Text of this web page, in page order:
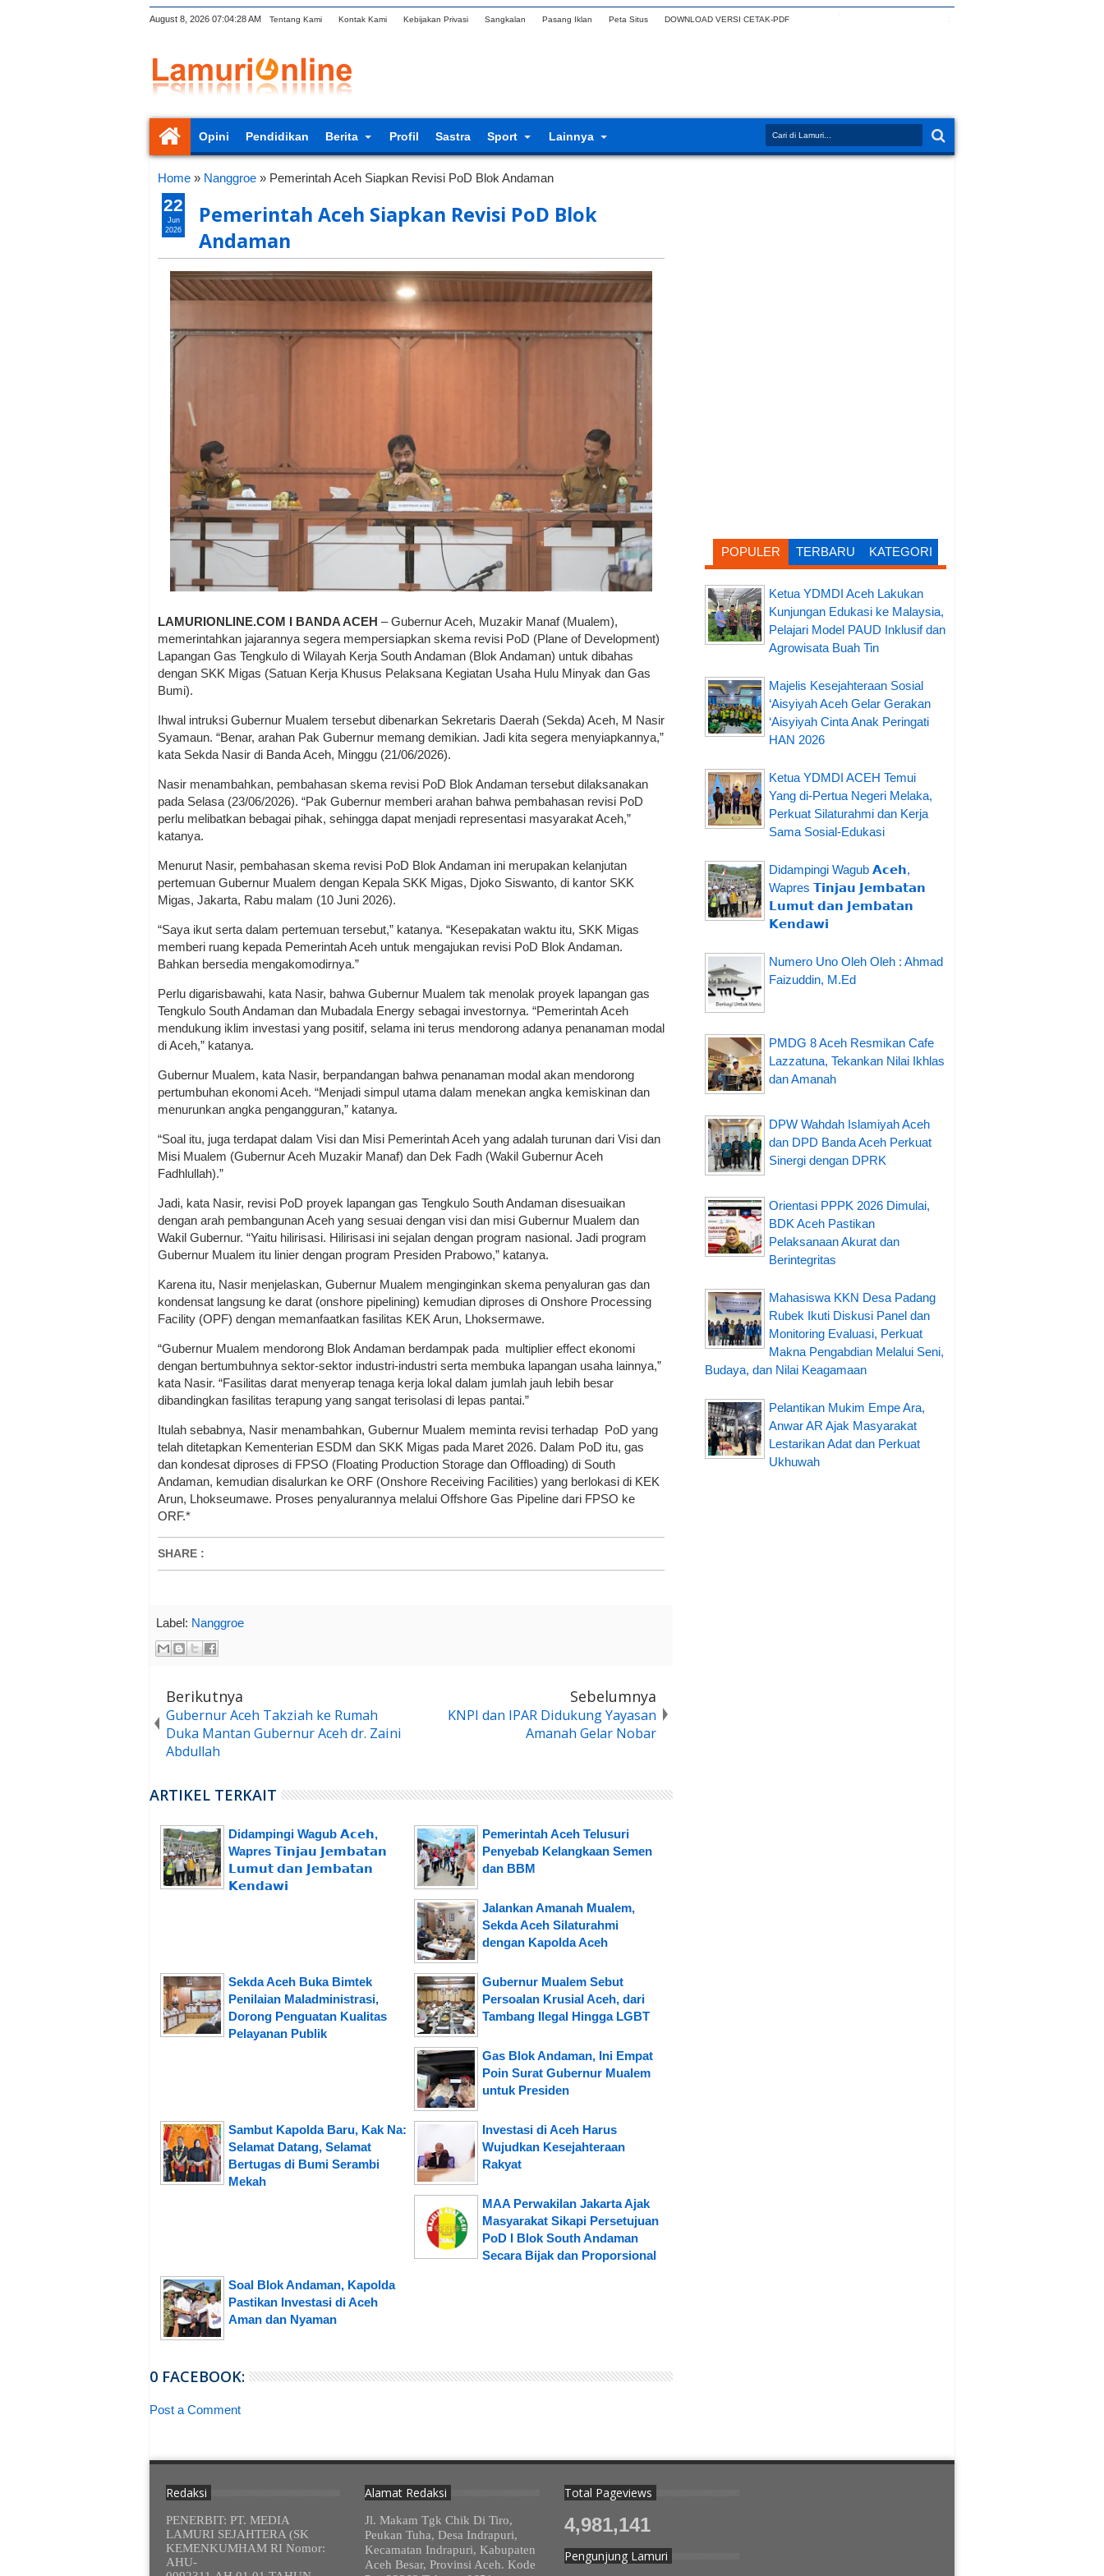
August 8, 2026 07:04:28 AM Tentang Kami Kontak Kami Kebijakan Privasi Sangkalan Pasang Iklan Peta Situs DOWNLOAD VERSI CETAK-PDF
Opini Pendidikan Berita Profil Sastra Sport Lainnya
Home » Nanggroe » Pemerintah Aceh Siapkan Revisi PoD Blok Andaman
Pemerintah Aceh Siapkan Revisi PoD Blok
Andaman
LAMURIONLINE.COM I BANDA ACEH – Gubernur Aceh, Muzakir Manaf (Mualem),
memerintahkan jajarannya segera mempersiapkan skema revisi PoD (Plane of Development)
Lapangan Gas Tengkulo di Wilayah Kerja South Andaman (Blok Andaman) untuk dibahas
dengan SKK Migas (Satuan Kerja Khusus Pelaksana Kegiatan Usaha Hulu Minyak dan Gas
Bumi).
Ihwal intruksi Gubernur Mualem tersebut dibenarkan Sekretaris Daerah (Sekda) Aceh, M Nasir
Syamaun. “Benar, arahan Pak Gubernur memang demikian. Jadi kita segera menyiapkannya,”
kata Sekda Nasir di Banda Aceh, Minggu (21/06/2026).
Nasir menambahkan, pembahasan skema revisi PoD Blok Andaman tersebut dilaksanakan
pada Selasa (23/06/2026). “Pak Gubernur memberi arahan bahwa pembahasan revisi PoD
perlu melibatkan bebagai pihak, sehingga dapat menjadi representasi masyarakat Aceh,”
katanya.
Menurut Nasir, pembahasan skema revisi PoD Blok Andaman ini merupakan kelanjutan
pertemuan Gubernur Mualem dengan Kepala SKK Migas, Djoko Siswanto, di kantor SKK
Migas, Jakarta, Rabu malam (10 Juni 2026).
“Saya ikut serta dalam pertemuan tersebut,” katanya. “Kesepakatan waktu itu, SKK Migas
memberi ruang kepada Pemerintah Aceh untuk mengajukan revisi PoD Blok Andaman.
Bahkan bersedia mengakomodirnya.”
Perlu digarisbawahi, kata Nasir, bahwa Gubernur Mualem tak menolak proyek lapangan gas
Tengkulo South Andaman dan Mubadala Energy sebagai investornya. “Pemerintah Aceh
mendukung iklim investasi yang positif, selama ini terus mendorong adanya penanaman modal
di Aceh,” katanya.
Gubernur Mualem, kata Nasir, berpandangan bahwa penanaman modal akan mendorong
pertumbuhan ekonomi Aceh. “Menjadi simpul utama dalam menekan angka kemiskinan dan
menurunkan angka pengangguran,” katanya.
“Soal itu, juga terdapat dalam Visi dan Misi Pemerintah Aceh yang adalah turunan dari Visi dan
Misi Mualem (Gubernur Aceh Muzakir Manaf) dan Dek Fadh (Wakil Gubernur Aceh
Fadhlullah).”
Jadi, kata Nasir, revisi PoD proyek lapangan gas Tengkulo South Andaman disesuaikan
dengan arah pembangunan Aceh yang sesuai dengan visi dan misi Gubernur Mualem dan
Wakil Gubernur. “Yaitu hilirisasi. Hilirisasi ini sejalan dengan program nasional. Jadi program
Gubernur Mualem itu linier dengan program Presiden Prabowo,” katanya.
Karena itu, Nasir menjelaskan, Gubernur Mualem menginginkan skema penyaluran gas dan
kondensat langsung ke darat (onshore pipelining) kemudian diproses di Onshore Processing
Facility (OPF) dengan memanfaatkan fasilitas KEK Arun, Lhoksermawe.
“Gubernur Mualem mendorong Blok Andaman berdampak pada multiplier effect ekonomi
dengan bertumbuhnya sektor-sektor industri-industri serta membuka lapangan usaha lainnya,”
kata Nasir. “Fasilitas darat menyerap tenaga kerja lokal dalam jumlah jauh lebih besar
dibandingkan fasilitas terapung yang sangat terisolasi di lepas pantai.”
Itulah sebabnya, Nasir menambahkan, Gubernur Mualem meminta revisi terhadap PoD yang
telah ditetapkan Kementerian ESDM dan SKK Migas pada Maret 2026. Dalam PoD itu, gas
dan kondesat diproses di FPSO (Floating Production Storage dan Offloading) di South
Andaman, kemudian disalurkan ke ORF (Onshore Receiving Facilities) yang berlokasi di KEK
Arun, Lhokseumawe. Proses penyalurannya melalui Offshore Gas Pipeline dari FPSO ke
ORF.*
SHARE :
22
Jun
2026
Label: Nanggroe
Berikutnya
Gubernur Aceh Takziah ke Rumah
Duka Mantan Gubernur Aceh dr. Zaini
Abdullah
Sebelumnya
KNPI dan IPAR Didukung Yayasan
Amanah Gelar Nobar
ARTIKEL TERKAIT
Didampingi Wagub 𝗔𝗰𝗲𝗵,
Wapres 𝗧𝗶𝗻𝗷𝗮𝘂 𝗝𝗲𝗺𝗯𝗮𝘁𝗮𝗻
𝗟𝘂𝗺𝘂𝘁 𝗱𝗮𝗻 𝗝𝗲𝗺𝗯𝗮𝘁𝗮𝗻
𝗞𝗲𝗻𝗱𝗮𝘄𝗶
Pemerintah Aceh Telusuri
Penyebab Kelangkaan Semen
dan BBM
Jalankan Amanah Mualem,
Sekda Aceh Silaturahmi
dengan Kapolda Aceh
Sekda Aceh Buka Bimtek
Penilaian Maladministrasi,
Dorong Penguatan Kualitas
Pelayanan Publik
Gubernur Mualem Sebut
Persoalan Krusial Aceh, dari
Tambang Ilegal Hingga LGBT
Gas Blok Andaman, Ini Empat
Poin Surat Gubernur Mualem
untuk Presiden
Sambut Kapolda Baru, Kak Na:
Selamat Datang, Selamat
Bertugas di Bumi Serambi
Mekah
Investasi di Aceh Harus
Wujudkan Kesejahteraan
Rakyat
MAA Perwakilan Jakarta Ajak
Masyarakat Sikapi Persetujuan
PoD I Blok South Andaman
Secara Bijak dan Proporsional
Soal Blok Andaman, Kapolda
Pastikan Investasi di Aceh
Aman dan Nyaman
0 FACEBOOK:
Post a Comment
POPULER TERBARU KATEGORI
Ketua YDMDI Aceh Lakukan
Kunjungan Edukasi ke Malaysia,
Pelajari Model PAUD Inklusif dan
Agrowisata Buah Tin
Majelis Kesejahteraan Sosial
‘Aisyiyah Aceh Gelar Gerakan
‘Aisyiyah Cinta Anak Peringati
HAN 2026
Ketua YDMDI ACEH Temui
Yang di-Pertua Negeri Melaka,
Perkuat Silaturahmi dan Kerja
Sama Sosial-Edukasi
Didampingi Wagub 𝗔𝗰𝗲𝗵,
Wapres 𝗧𝗶𝗻𝗷𝗮𝘂 𝗝𝗲𝗺𝗯𝗮𝘁𝗮𝗻
𝗟𝘂𝗺𝘂𝘁 𝗱𝗮𝗻 𝗝𝗲𝗺𝗯𝗮𝘁𝗮𝗻
𝗞𝗲𝗻𝗱𝗮𝘄𝗶
Numero Uno Oleh Oleh : Ahmad
Faizuddin, M.Ed
PMDG 8 Aceh Resmikan Cafe
Lazzatuna, Tekankan Nilai Ikhlas
dan Amanah
DPW Wahdah Islamiyah Aceh
dan DPD Banda Aceh Perkuat
Sinergi dengan DPRK
Orientasi PPPK 2026 Dimulai,
BDK Aceh Pastikan
Pelaksanaan Akurat dan
Berintegritas
Mahasiswa KKN Desa Padang
Rubek Ikuti Diskusi Panel dan
Monitoring Evaluasi, Perkuat
Makna Pengabdian Melalui Seni,
Budaya, dan Nilai Keagamaan
Pelantikan Mukim Empe Ara,
Anwar AR Ajak Masyarakat
Lestarikan Adat dan Perkuat
Ukhuwah
Redaksi
PENERBIT: PT. MEDIA
LAMURI SEJAHTERA (SK
KEMENKUMHAM RI Nomor:
AHU-
Alamat Redaksi
Jl. Makam Tgk Chik Di Tiro,
Peukan Tuha, Desa Indrapuri,
Kecamatan Indrapuri, Kabupaten
Aceh Besar, Provinsi Aceh. Kode
Total Pageviews
4,981,141
Pengunjung Lamuri